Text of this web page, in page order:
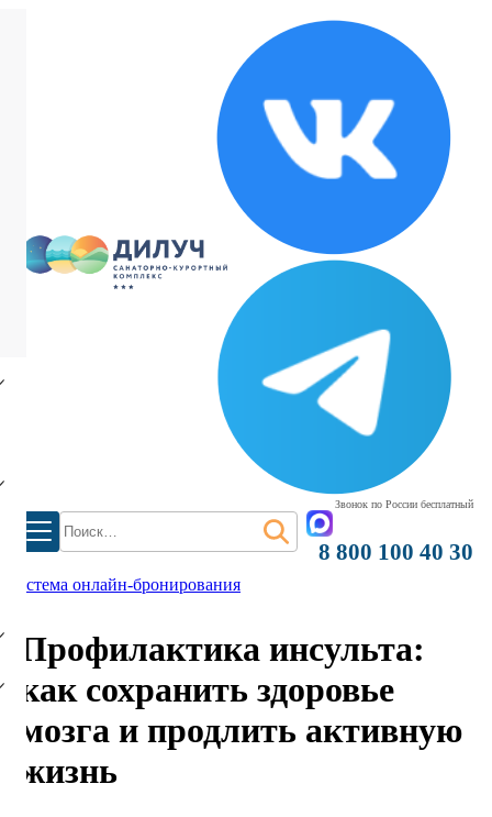
Найти:
Звонок по России бесплатный
8 800 100 40 30
система онлайн-бронирования
Профилактика инсульта:
как сохранить здоровье
мозга и продлить активную
жизнь